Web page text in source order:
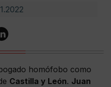
homófobo como
Castilla y León. Juan